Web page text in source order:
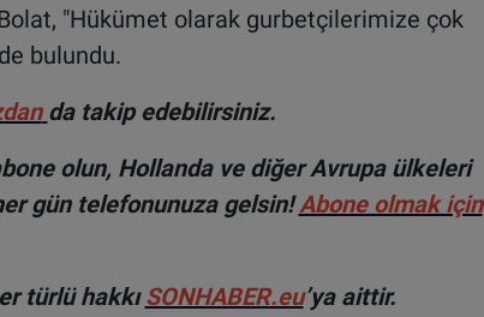
"Hükümet olarak gurbetçilerimize çok
bulundu.
da takip edebilirsiniz.
olun, Hollanda ve diğer Avrupa ülkeleri
gün telefonunuza gelsin!Abone olmak için
türlü hakkıSONHABER.eu’ya aittir.